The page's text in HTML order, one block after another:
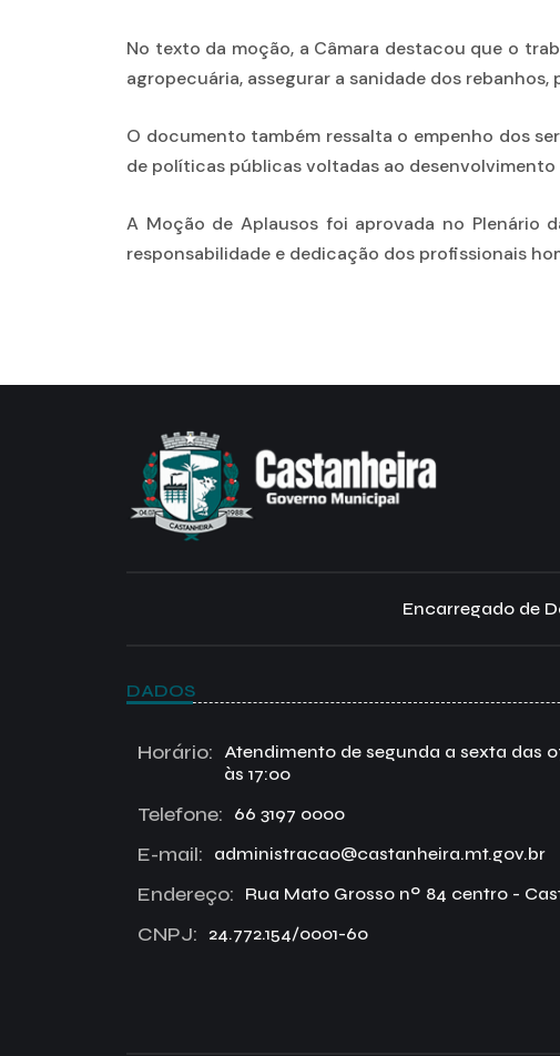
No texto da moção, a Câmara destacou que o
agropecuária, assegurar a sanidade dos
O documento também ressalta o empenho dos
de políticas públicas voltadas ao
A Moção de Aplausos foi aprovada no Plenário
responsabilidade e dedicação dos profissionais
Encarregado de
DADOS
Horário:
Atendimento de segunda a sexta das
às 17:00
Telefone: 66 3197 0000
E-mail: administracao@castanheira.mt.gov.br
Endereço: Rua Mato Grosso nº 84 centro -
CNPJ: 24.772.154/0001-60